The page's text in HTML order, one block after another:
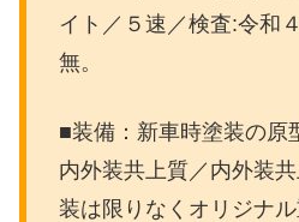
イト／５速／検査:令和
無。
■装備：新車時塗装の原
内外装共上質／内外装
装は限りなくオリジナ